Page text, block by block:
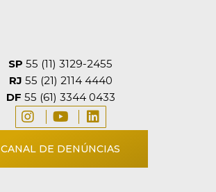
CANAL DE DENÚNCIAS
SP 55 (11) 3129-2455
RJ 55 (21) 2114 4440
DF 55 (61) 3344 0433